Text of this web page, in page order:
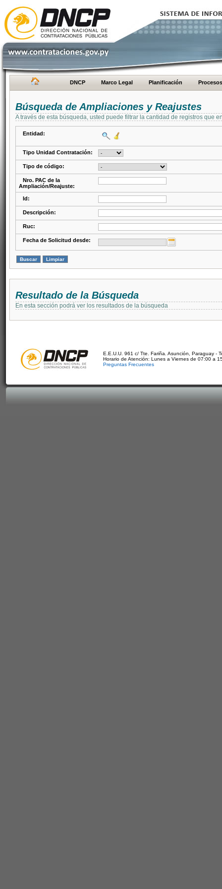
DNCP Marco Legal Planificación Procesos
Búsqueda de Ampliaciones y Reajustes
A través de esta búsqueda, usted puede filtrar la cantidad de registros que
Entidad:
Tipo Unidad Contratación:
Tipo de código:
Nro. PAC de la
Ampliación/Reajuste:
Id:
Descripción:
Ruc:
Fecha de Solicitud desde:
Resultado de la Búsqueda
En esta sección podrá ver los resultados de la búsqueda
E.E.U.U. 961 c/ Tte. Fariña. Asunción, Paraguay -
Horario de Atención: Lunes a Viernes de 07:00 a
Preguntas Frecuentes